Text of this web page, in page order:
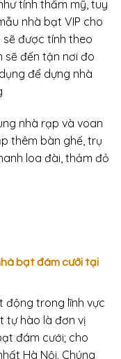
tính thẩm mỹ, tuy
nhà bạt VIP cho
sẽ được tính theo
sẽ đến tận nơi đo
để dựng nhà
nhà rạp và voan
thêm bàn ghế, trụ
loa đài, thảm đỏ
bạt đám cưới tại
động trong lĩnh vực
tự hào là đơn vị
đám cưới; cho
Hà Nội. Chúng